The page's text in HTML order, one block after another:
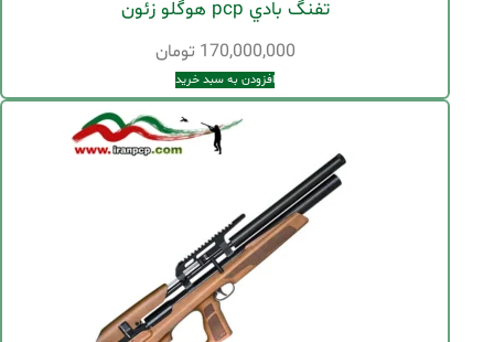
تفنگ بادي pcp هوگلو زئون
170,000,000 تومان
افزودن به سبد خرید